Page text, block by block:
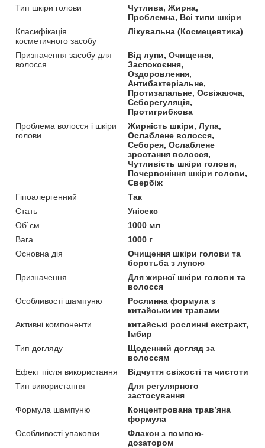
Тип шкіри голови
Чутлива, Жирна,
Проблемна, Всі типи шкіри
Класифікація
косметичного засобу
Лікувальна (Космецевтика)
Призначення засобу для
волосся
Від лупи, Очищення,
Заспокоєння,
Оздоровлення,
Антибактеріальне,
Протизапальне, Освіжаюча,
Себорегуляція,
Протигрибкова
Проблема волосся і шкіри
голови
Жирність шкіри, Лупа,
Ослаблене волосся,
Себорея, Ослаблене
зростання волосся,
Чутливість шкіри голови,
Почервоніння шкіри голови,
Свербіж
Гіпоалергенний
Так
Стать
Унісекс
Об`єм
1000 мл
Вага
1000 г
Основна дія
Очищення шкіри голови та
боротьба з лупою
Призначення
Для жирної шкіри голови та
волосся
Особливості шампуню
Рослинна формула з
китайськими травами
Активні компоненти
китайські рослинні екстракт,
Імбир
Тип догляду
Щоденний догляд за
волоссям
Ефект після використання
Відчуття свіжості та чистоти
Тип використання
Для регулярного
застосування
Формула шампуню
Концентрована трав’яна
формула
Особливості упаковки
Флакон з помпою-
дозатором